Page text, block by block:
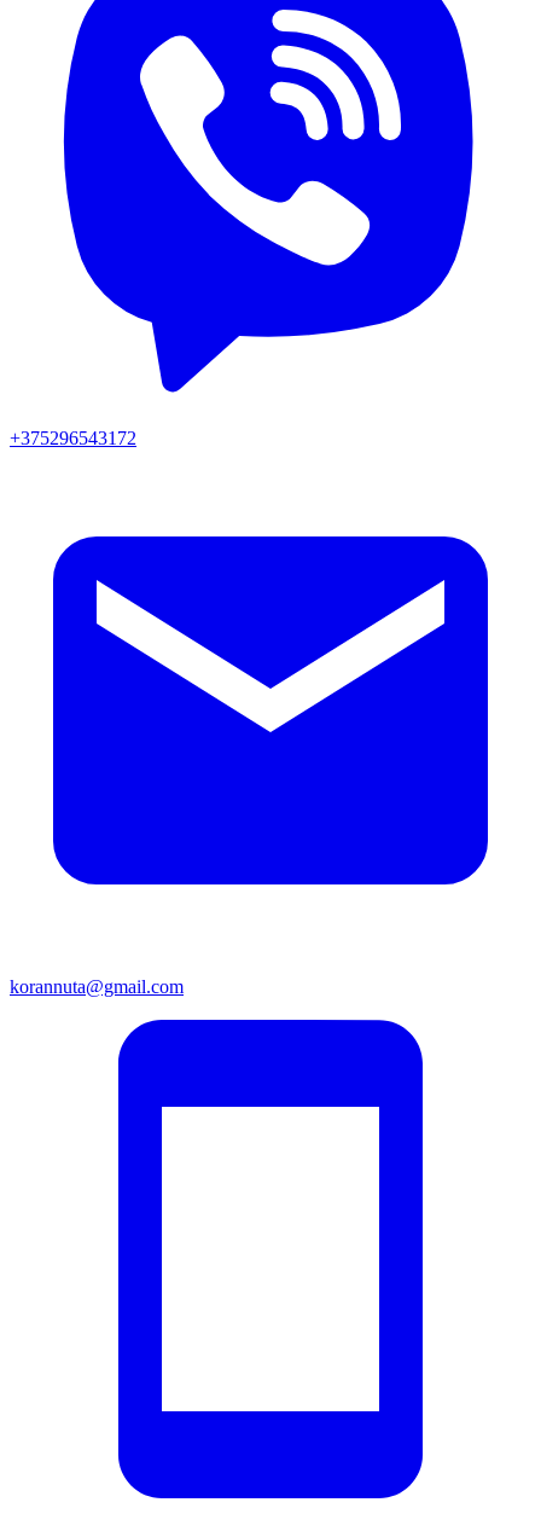
+375296543172
korannuta@gmail.com